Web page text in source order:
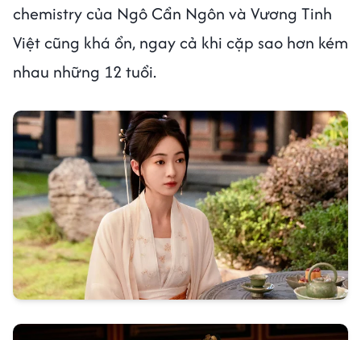
chemistry của Ngô Cẩn Ngôn và Vương Tinh
Việt cũng khá ổn, ngay cả khi cặp sao hơn kém
nhau những 12 tuổi.